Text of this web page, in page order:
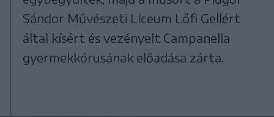
Sándor Művészeti Líceum Lőfi Gellért
által kísért és vezényelt Campanella
gyermekkórusának előadása zárta.